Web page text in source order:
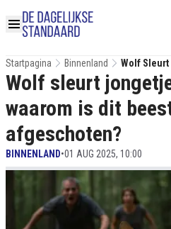
Startpagina Binnenland
Wolf Sleurt
Dit Beest
Wolf sleurt
waarom is dit
afgeschoten?
BINNENLAND•01 AUG 2025, 10:00